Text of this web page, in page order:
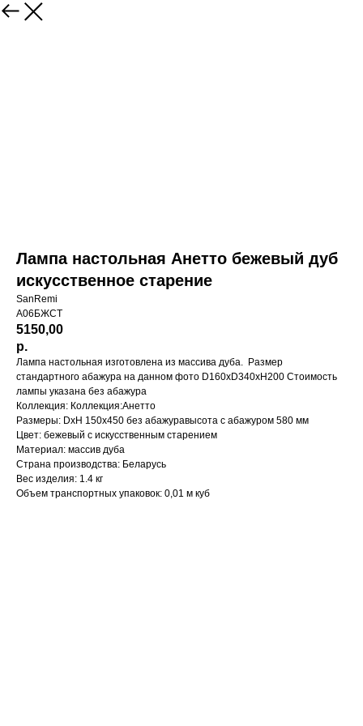
Лампа настольная Анетто бежевый дуб
искусственное старение
SanRemi
А06БЖСТ
5150,00
р.
Лампа настольная изготовлена из массива дуба. Размер
стандартного абажура на данном фото D160хD340хН200 Стоимость
лампы указана без абажура
Коллекция: Коллекция:Анетто
Размеры: DхH 150х450 без абажуравысота с абажуром 580 мм
Цвет: бежевый с искусственным старением
Материал: массив дуба
Страна производства: Беларусь
Вес изделия: 1.4 кг
Объем транспортных упаковок: 0,01 м куб